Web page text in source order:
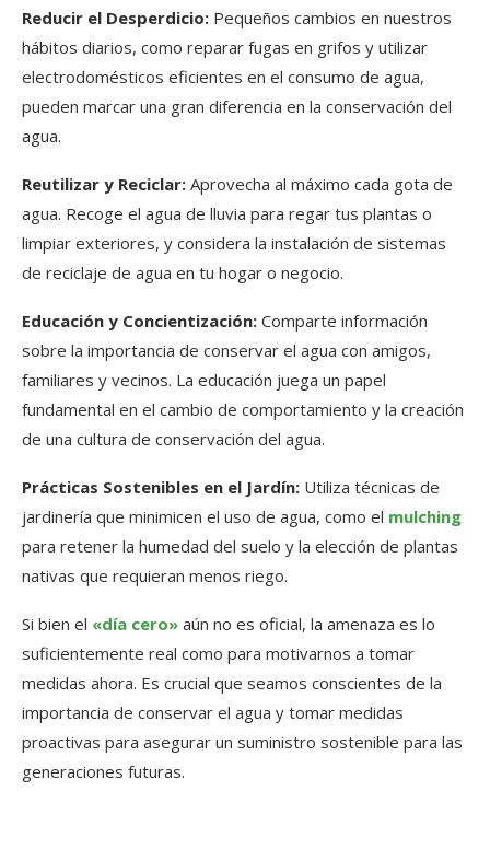
Reducir el Desperdicio: Pequeños cambios en nuestros
hábitos diarios, como reparar fugas en grifos y utilizar
electrodomésticos eficientes en el consumo de agua,
pueden marcar una gran diferencia en la conservación del
agua.
Reutilizar y Reciclar: Aprovecha al máximo cada gota de
agua. Recoge el agua de lluvia para regar tus plantas o
limpiar exteriores, y considera la instalación de sistemas
de reciclaje de agua en tu hogar o negocio.
Educación y Concientización: Comparte información
sobre la importancia de conservar el agua con amigos,
familiares y vecinos. La educación juega un papel
fundamental en el cambio de comportamiento y la creación
de una cultura de conservación del agua.
Prácticas Sostenibles en el Jardín: Utiliza técnicas de
jardinería que minimicen el uso de agua, como el mulching
para retener la humedad del suelo y la elección de plantas
nativas que requieran menos riego.
Si bien el «día cero» aún no es oficial, la amenaza es lo
suficientemente real como para motivarnos a tomar
medidas ahora. Es crucial que seamos conscientes de la
importancia de conservar el agua y tomar medidas
proactivas para asegurar un suministro sostenible para las
generaciones futuras.